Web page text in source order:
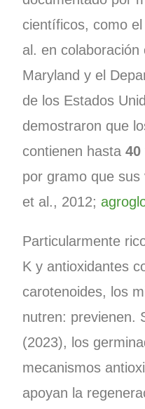
científicos, como
al. en
Maryland y el
de los Estados
demostraron que
contienen hasta
por gramo que
et al., 2012;
Particularmente
K y antioxidantes
carotenoides, los
nutren: previenen.
(2023), los
mecanismos
apoyan la